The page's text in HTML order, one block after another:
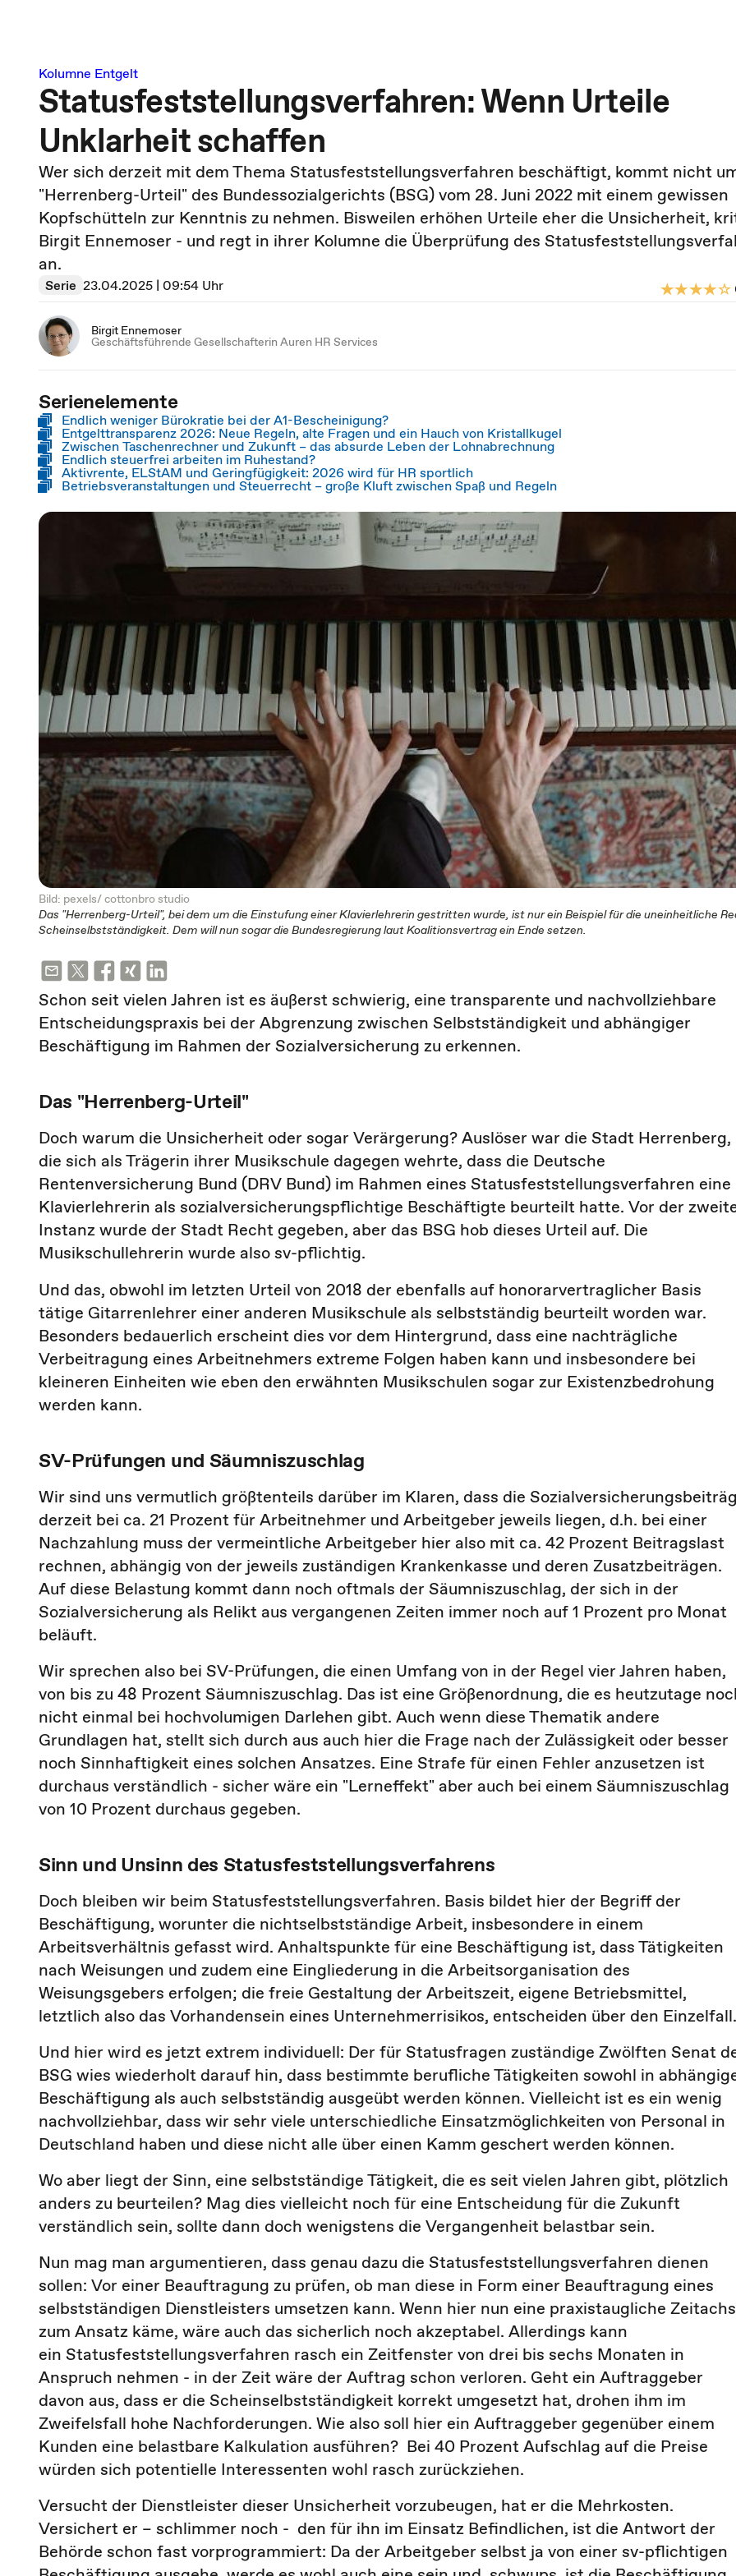
Kolumne Entgelt
Statusfeststellungsverfahren: Wenn Urteile
Unklarheit schaffen
Wer sich derzeit mit dem Thema Statusfeststellungsverfahren beschäftigt, kommt nicht
"Herrenberg-Urteil" des Bundessozialgerichts (BSG) vom 28. Juni 2022 mit einem gewissen
Kopfschütteln zur Kenntnis zu nehmen. Bisweilen erhöhen Urteile eher die Unsicherheit,
Birgit Ennemoser - und regt in ihrer Kolumne die Überprüfung des
an.
Serie 23.04.2025 | 09:54 Uhr
Birgit Ennemoser
Geschäftsführende Gesellschafterin Auren HR Services
Serienelemente
Endlich weniger Bürokratie bei der A1-Bescheinigung?
Entgelttransparenz 2026: Neue Regeln, alte Fragen und ein Hauch von Kristallkugel
Zwischen Taschenrechner und Zukunft – das absurde Leben der Lohnabrechnung
Endlich steuerfrei arbeiten im Ruhestand?
Aktivrente, ELStAM und Geringfügigkeit: 2026 wird für HR sportlich
Betriebsveranstaltungen und Steuerrecht – große Kluft zwischen Spaß und Regeln
Bild: pexels/ cottonbro studio
Das "Herrenberg-Urteil", bei dem um die Einstufung einer Klavierlehrerin gestritten wurde, ist nur ein Beispiel für die uneinheitliche
Scheinselbstständigkeit. Dem will nun sogar die Bundesregierung laut Koalitionsvertrag ein Ende setzen.
Schon seit vielen Jahren ist es äußerst schwierig, eine transparente und nachvollziehbare
Entscheidungspraxis bei der Abgrenzung zwischen Selbstständigkeit und abhängiger
Beschäftigung im Rahmen der Sozialversicherung zu erkennen.
Das "Herrenberg-Urteil"
Doch warum die Unsicherheit oder sogar Verärgerung? Auslöser war die Stadt Herrenberg,
die sich als Trägerin ihrer Musikschule dagegen wehrte, dass die Deutsche
Rentenversicherung Bund (DRV Bund) im Rahmen eines Statusfeststellungsverfahren eine
Klavierlehrerin als sozialversicherungspflichtige Beschäftigte beurteilt hatte. Vor der
Instanz wurde der Stadt Recht gegeben, aber das BSG hob dieses Urteil auf. Die
Musikschullehrerin wurde also sv-pflichtig.
Und das, obwohl im letzten Urteil von 2018 der ebenfalls auf honorarvertraglicher Basis
tätige Gitarrenlehrer einer anderen Musikschule als selbstständig beurteilt worden war.
Besonders bedauerlich erscheint dies vor dem Hintergrund, dass eine nachträgliche
Verbeitragung eines Arbeitnehmers extreme Folgen haben kann und insbesondere bei
kleineren Einheiten wie eben den erwähnten Musikschulen sogar zur Existenzbedrohung
werden kann.
SV-Prüfungen und Säumniszuschlag
Wir sind uns vermutlich größtenteils darüber im Klaren, dass die
derzeit bei ca. 21 Prozent für Arbeitnehmer und Arbeitgeber jeweils liegen, d.h. bei einer
Nachzahlung muss der vermeintliche Arbeitgeber hier also mit ca. 42 Prozent Beitragslast
rechnen, abhängig von der jeweils zuständigen Krankenkasse und deren Zusatzbeiträgen.
Auf diese Belastung kommt dann noch oftmals der Säumniszuschlag, der sich in der
Sozialversicherung als Relikt aus vergangenen Zeiten immer noch auf 1 Prozent pro Monat
beläuft.
Wir sprechen also bei SV-Prüfungen, die einen Umfang von in der Regel vier Jahren haben,
von bis zu 48 Prozent Säumniszuschlag. Das ist eine Größenordnung, die es heutzutage
nicht einmal bei hochvolumigen Darlehen gibt. Auch wenn diese Thematik andere
Grundlagen hat, stellt sich durch aus auch hier die Frage nach der Zulässigkeit oder besser
noch Sinnhaftigkeit eines solchen Ansatzes. Eine Strafe für einen Fehler anzusetzen ist
durchaus verständlich - sicher wäre ein "Lerneffekt" aber auch bei einem Säumniszuschlag
von 10 Prozent durchaus gegeben.
Sinn und Unsinn des Statusfeststellungsverfahrens
Doch bleiben wir beim Statusfeststellungsverfahren. Basis bildet hier der Begriff der
Beschäftigung, worunter die nichtselbstständige Arbeit, insbesondere in einem
Arbeitsverhältnis gefasst wird. Anhaltspunkte für eine Beschäftigung ist, dass Tätigkeiten
nach Weisungen und zudem eine Eingliederung in die Arbeitsorganisation des
Weisungsgebers erfolgen; die freie Gestaltung der Arbeitszeit, eigene Betriebsmittel,
letztlich also das Vorhandensein eines Unternehmerrisikos, entscheiden über den Einzelfall.
Und hier wird es jetzt extrem individuell: Der für Statusfragen zuständige Zwölften Senat
BSG wies wiederholt darauf hin, dass bestimmte berufliche Tätigkeiten sowohl in
Beschäftigung als auch selbstständig ausgeübt werden können. Vielleicht ist es ein wenig
nachvollziehbar, dass wir sehr viele unterschiedliche Einsatzmöglichkeiten von Personal in
Deutschland haben und diese nicht alle über einen Kamm geschert werden können.
Wo aber liegt der Sinn, eine selbstständige Tätigkeit, die es seit vielen Jahren gibt, plötzlich
anders zu beurteilen? Mag dies vielleicht noch für eine Entscheidung für die Zukunft
verständlich sein, sollte dann doch wenigstens die Vergangenheit belastbar sein.
Nun mag man argumentieren, dass genau dazu die Statusfeststellungsverfahren dienen
sollen: Vor einer Beauftragung zu prüfen, ob man diese in Form einer Beauftragung eines
selbstständigen Dienstleisters umsetzen kann. Wenn hier nun eine praxistaugliche
zum Ansatz käme, wäre auch das sicherlich noch akzeptabel. Allerdings kann
ein Statusfeststellungsverfahren rasch ein Zeitfenster von drei bis sechs Monaten in
Anspruch nehmen - in der Zeit wäre der Auftrag schon verloren. Geht ein Auftraggeber
davon aus, dass er die Scheinselbstständigkeit korrekt umgesetzt hat, drohen ihm im
Zweifelsfall hohe Nachforderungen. Wie also soll hier ein Auftraggeber gegenüber einem
Kunden eine belastbare Kalkulation ausführen? Bei 40 Prozent Aufschlag auf die Preise
würden sich potentielle Interessenten wohl rasch zurückziehen.
Versucht der Dienstleister dieser Unsicherheit vorzubeugen, hat er die Mehrkosten.
Versichert er – schlimmer noch - den für ihn im Einsatz Befindlichen, ist die Antwort der
Behörde schon fast vorprogrammiert: Da der Arbeitgeber selbst ja von einer sv-pflichtigen